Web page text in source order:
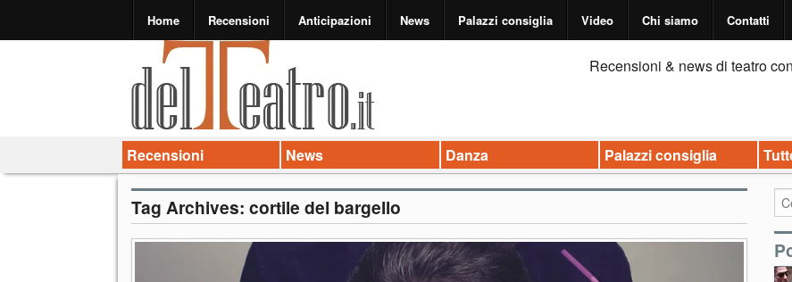
Home Recensioni Anticipazioni News Palazzi consiglia Video Chi siamo Contatti
Recensioni & news di teatro
Recensioni News Danza Palazzi consiglia
Tag Archives: cortile del bargello